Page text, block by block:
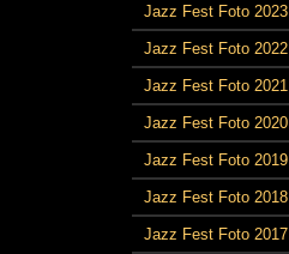
Jazz Fest Foto 2023
Jazz Fest Foto 2022
Jazz Fest Foto 2021
Jazz Fest Foto 2020
Jazz Fest Foto 2019
Jazz Fest Foto 2018
Jazz Fest Foto 2017